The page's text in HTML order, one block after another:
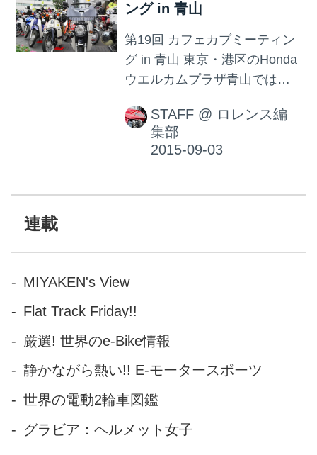
ング in 青山
第19回 カフェカブミーティン
グ in 青山 東京・港区のHonda
ウエルカムプラザ青山では、
ング」を開催。日程が2日間と
なり、より多くの皆さまにご
参加いただけます。
STAFF @ ロレンス編
集部
連載
MIYAKEN's View
Flat Track Friday!!
厳選! 世界のe-Bike情報
静かながら熱い!! E-モータースポーツ
世界の電動2輪車図鑑
グラビア：ヘルメット女子